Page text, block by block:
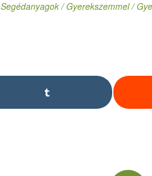
Segédanyagok / Gyerekszemmel /